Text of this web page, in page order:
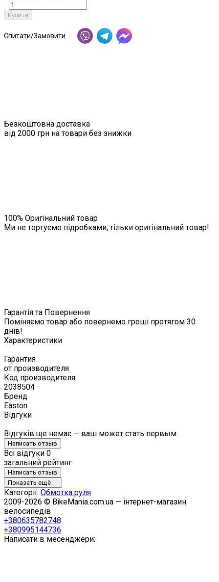
Купити
Спитати/Замовити
Безкоштовна доставка
від 2000 грн на товари без знижки
100% Оригінальний товар
Ми не торгуємо підробками, тільки оригінальний товар!
Гарантія та Повернення
Поміняємо товар або повернемо гроші протягом 30
днів!
Характеристики
Гарантия
от производителя
Код производителя
2038504
Бренд
Easton
Відгуки
Відгуків ще немає — ваш может стать первым.
Написать отзыв
Всі відгуки 0
загальний рейтинг
Написать отзыв
Показать ещё
Категорії: Обмотка руля
2009-2026 © BikeMania.com.ua — інтернет-магазин
велосипедів
+380635782748
+380995144736
Написати в месенджери: